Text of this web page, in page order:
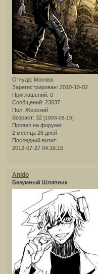
Откуда: Москва
Зарегистрирован: 2010-10-02
Приглашений: 0
Сообщений: 23037
Пол: Женский
Возраст: 32 [1993-08-15]
Провел на форуме:
2 месяца 26 дней
Последний визит:
2012-07-27 04:16:15
Anido
Безумный Шляпник